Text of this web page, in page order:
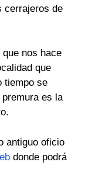
cerrajeros de
nos hace
que
tiempo se
es la
antiguo oficio
donde podrá